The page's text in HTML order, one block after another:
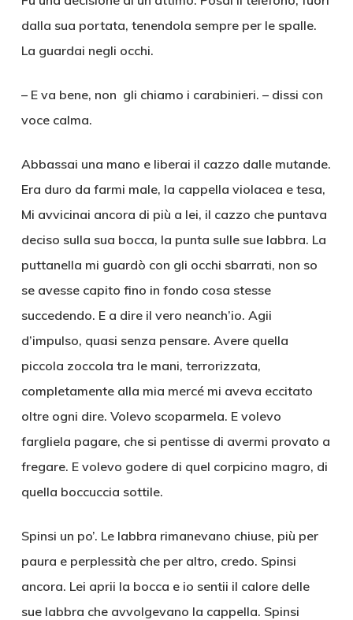
dalla sua portata, tenendola sempre per le spalle.
La guardai negli occhi.
– E va bene, non gli chiamo i carabinieri. – dissi con
voce calma.
Abbassai una mano e liberai il cazzo dalle mutande.
Era duro da farmi male, la cappella violacea e tesa,
Mi avvicinai ancora di più a lei, il cazzo che puntava
deciso sulla sua bocca, la punta sulle sue labbra. La
puttanella mi guardò con gli occhi sbarrati, non so
se avesse capito fino in fondo cosa stesse
succedendo. E a dire il vero neanch’io. Agii
d’impulso, quasi senza pensare. Avere quella
piccola zoccola tra le mani, terrorizzata,
completamente alla mia mercé mi aveva eccitato
oltre ogni dire. Volevo scoparmela. E volevo
fargliela pagare, che si pentisse di avermi provato a
fregare. E volevo godere di quel corpicino magro, di
quella boccuccia sottile.
Spinsi un po’. Le labbra rimanevano chiuse, più per
paura e perplessità che per altro, credo. Spinsi
ancora. Lei aprii la bocca e io sentii il calore delle
sue labbra che avvolgevano la cappella. Spinsi